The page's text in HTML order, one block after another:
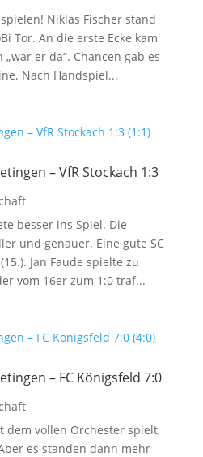
Niklas Fischer stand
Tor. An die erste Ecke kam
er da“. Chancen gab es
Nach Handspiel...
– VfR Stockach 1:3
besser ins Spiel. Die
und genauer. Eine gute SC
Jan Faude spielte zu
vom 16er zum 1:0 traf...
– FC Königsfeld 7:0
dem vollen Orchester spielt,
es standen dann mehr